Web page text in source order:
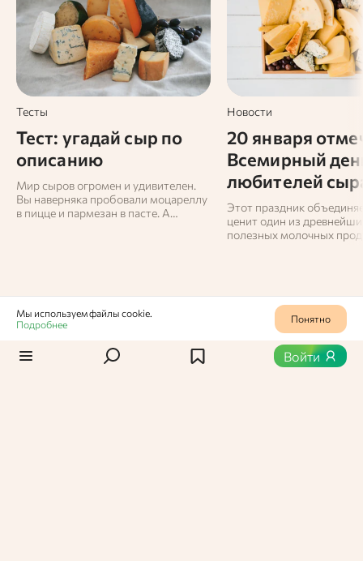
Тесты
Тест: угадай сыр по
описанию
Мир сыров огромен и удивителен.
Вы наверняка пробовали моцареллу
в пицце и пармезан в пасте. А
Новости
20 января
Всемирный
любителей
Этот праздник
ценит один из
полезных молочных
Продукты
Войти
Мы используем файлы cookie.
Подробнее
Понятно